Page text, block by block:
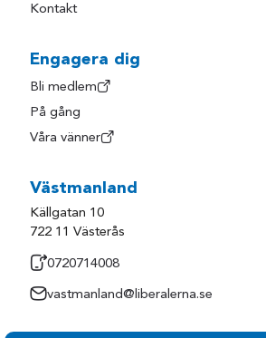
Kontakt
Engagera dig
Bli medlem
På gång
Våra vänner
Västmanland
Källgatan 10
722 11 Västerås
0720714008
vastmanland@liberalerna.se